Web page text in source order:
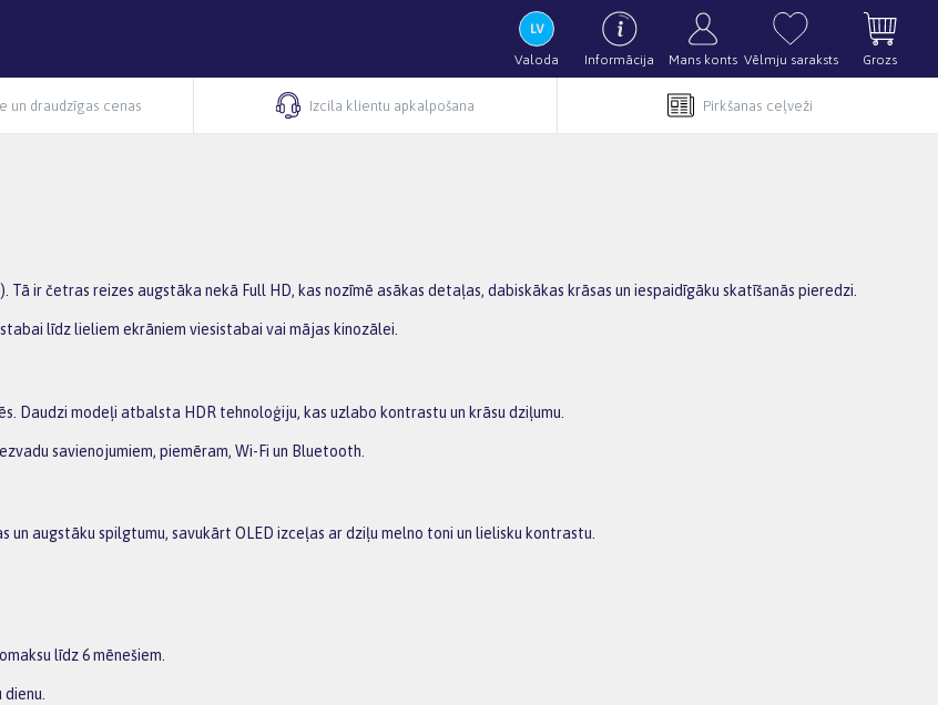
Valoda Informācija Mans konts Vēlmju saraksts Grozs
un draudzīgas cenas Izcila klientu apkalpošana Pirkšanas ceļveži
ir četras reizes augstāka nekā Full HD, kas nozīmē asākas detaļas, dabiskākas krāsas un iespaidīgāku skatīšanās pieredzi.
līdz lieliem ekrāniem viesistabai vai mājas kinozālei.
modeļi atbalsta HDR tehnoloģiju, kas uzlabo kontrastu un krāsu dziļumu.
savienojumiem, piemēram, Wi-Fi un Bluetooth.
un augstāku spilgtumu, savukārt OLED izceļas ar dziļu melno toni un lielisku kontrastu.
līdz 6 mēnešiem.